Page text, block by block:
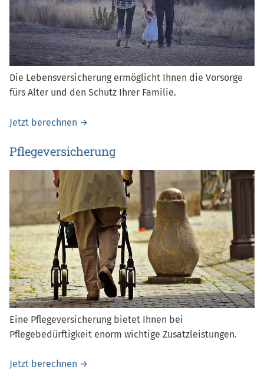
Die Lebensver­sicherung ermöglicht Ihnen die Vorsorge
fürs Alter und den Schutz Ihrer Familie.
Jetzt berechnen →
Pflegeversicherung
Eine Pflegever­sicherung bietet Ihnen bei
Pflegebedürftigkeit enorm wichtige Zusatzleistungen.
Jetzt berechnen →